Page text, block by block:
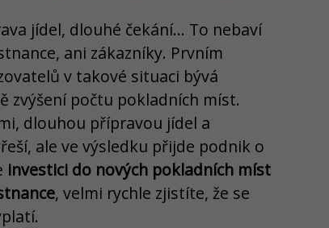
jídel, dlouhé čekání... To nebaví
ani zákazníky. Prvním
v takové situaci bývá
zvýšení počtu pokladních míst.
dlouhou přípravou jídel a
ale ve výsledku přijde podnik o
investici do nových pokladních míst
, velmi rychle zjistíte, že se